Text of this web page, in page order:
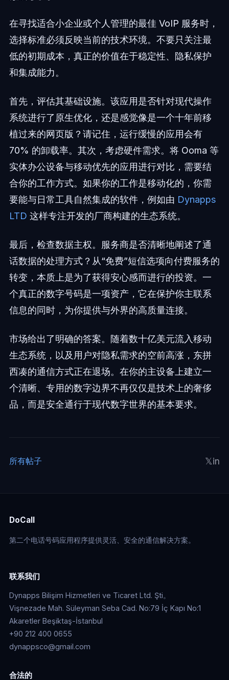
在寻找适合小企业或个人管理的最佳 VoIP 服务时，
选择标准必须反映当前的技术环境。不要只关注最
低的初期成本，真正的价值在于稳定性、隐私保护
和集成能力。
首先，评估其基础设施。该应用是否针对现代操作
系统进行了原生优化，还是感觉像是一个十年前移
植过来的网页版？请记住，运行缓慢的应用会有
70% 的卸载率。其次，考虑硬件需求。将 Ooma 等
实体办公设备与移动优先的应用进行对比，需要结
合你的工作方式。如果你的工作是移动化的，你需
要能与日常工具自然集成的软件，例如由 Dynapps
LTD 这样专注开发的厂商构建的生态系统。
最后，检查数据主权。服务商是否清晰地阐述了通
话数据的处理方式？从“免费”短信选项向付费服务的
转变，本质上是为了获得安心感而进行的投资。一
个真正的数字号码是一项资产，它在保护你主联系
信息的同时，为你提供与外界的高质量连接。
市场给出了明确的答案。随着数十亿美元流入移动
生态系统，以及用户对隐私需求的空前高涨，东拼
西凑的通信方式正在退场。在你的主设备上建立一
个清晰、专用的数字边界不再仅仅是技术上的奢侈
品，而是安全通行于现代数字世界的基本要求。
所有帖子 𝕏in
DoCall
第二个电话号码应用程序提供灵活、安全的通信解决方案。
联系我们
Dynapps Bilişim Hizmetleri ve Ticaret Ltd. Şti。
Vişnezade Mah. Süleyman Seba Cad. No:79 İç Kapı No:1
Akaretler Beşiktaş-İstanbul
+90 212 400 0655
dynappsco@gmail.com
合法的